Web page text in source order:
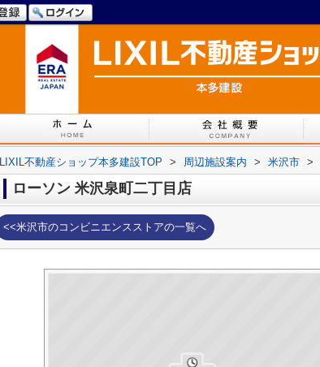
LIXIL不動産ショップ本多建設TOP > 周辺施設案内 > 米沢市 >
ローソン 米沢泉町二丁目店
<<米沢市のコンビニエンスストアの一覧へ